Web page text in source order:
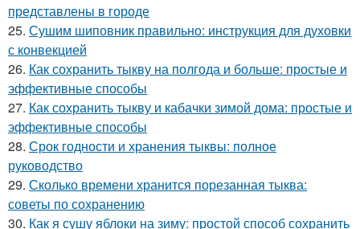
представлены в городе
25. Сушим шиповник правильно: инструкция для духовки
с конвекцией
26. Как сохранить тыкву на полгода и больше: простые и
эффективные способы
27. Как сохранить тыкву и кабачки зимой дома: простые и
эффективные способы
28. Срок годности и хранения тыквы: полное
руководство
29. Сколько времени хранится порезанная тыква:
советы по сохранению
30. Как я сушу яблоки на зиму: простой способ сохранить